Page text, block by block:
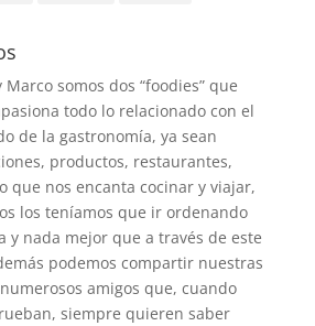
Marco somos dos “foodies” que
todo lo relacionado con el
de la gastronomía, ya sean
productos, restaurantes,
que nos encanta cocinar y viajar,
los teníamos que ir ordenando
y nada mejor que a través de este
podemos compartir nuestras
amigos que, cuando
siempre quieren saber